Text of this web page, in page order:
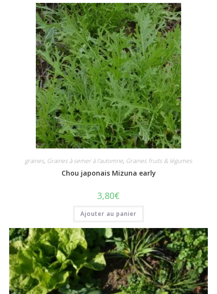
graines, Graines à semer à l'automne, Graines fruits & légumes
Chou japonais Mizuna early
3,80€
Ajouter au panier